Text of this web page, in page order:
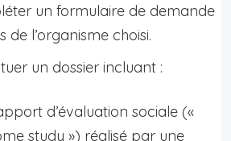
un formulaire de demande
de l’organisme choisi.
un dossier incluant :
d’évaluation sociale («
study ») réalisé par une